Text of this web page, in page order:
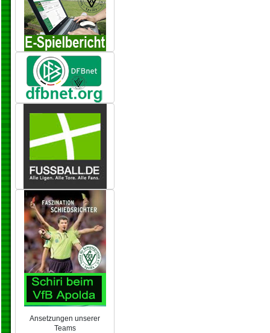
Ansetzungen unserer
Teams